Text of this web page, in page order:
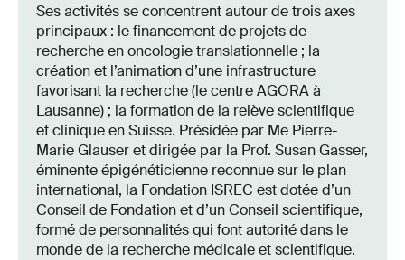
Ses activités se concentrent autour de trois axes
principaux : le financement de projets de
recherche en oncologie translationnelle ; la
création et l’animation d’une infrastructure
favorisant la recherche (le centre AGORA à
Lausanne) ; la formation de la relève scientifique
et clinique en Suisse. Présidée par Me Pierre-
Marie Glauser et dirigée par la Prof. Susan Gasser,
éminente épigénéticienne reconnue sur le plan
international, la Fondation ISREC est dotée d’un
Conseil de Fondation et d’un Conseil scientifique,
formé de personnalités qui font autorité dans le
monde de la recherche médicale et scientifique.